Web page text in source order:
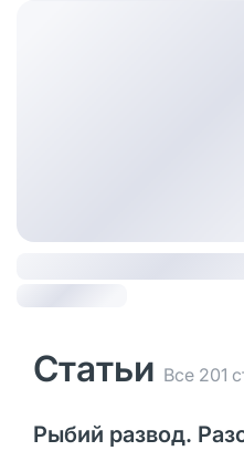
Статьи Все 201
Рыбий развод.